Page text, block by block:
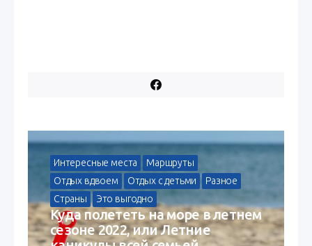
Интересные места
Маршруты
Отдых вдвоем
Отдых с детьми
Разное
Страны
Это выгодно
Куда полететь на море в летнем
сезоне 2022, или Летние